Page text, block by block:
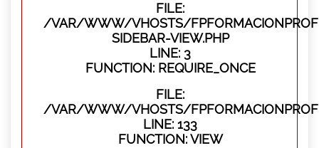
FILE:
/VAR/WWW/VHOSTS/
SIDEBAR-VIEW.PHP
LINE: 3
FUNCTION: REQUIRE_ONCE
FILE:
/VAR/WWW/VHOSTS/
LINE: 133
FUNCTION: VIEW